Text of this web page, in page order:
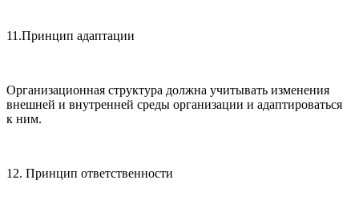
11.Принцип адаптации
Организационная структура должна учитывать изменения
внешней и внутренней среды организации и адаптироваться
к ним.
12. Принцип ответственности